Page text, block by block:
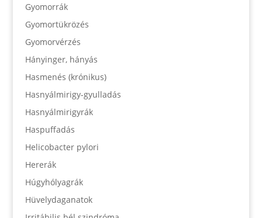
Gyomorrák
Gyomortükrözés
Gyomorvérzés
Hányinger, hányás
Hasmenés (krónikus)
Hasnyálmirigy-gyulladás
Hasnyálmirigyrák
Haspuffadás
Helicobacter pylori
Hererák
Húgyhólyagrák
Hüvelydaganatok